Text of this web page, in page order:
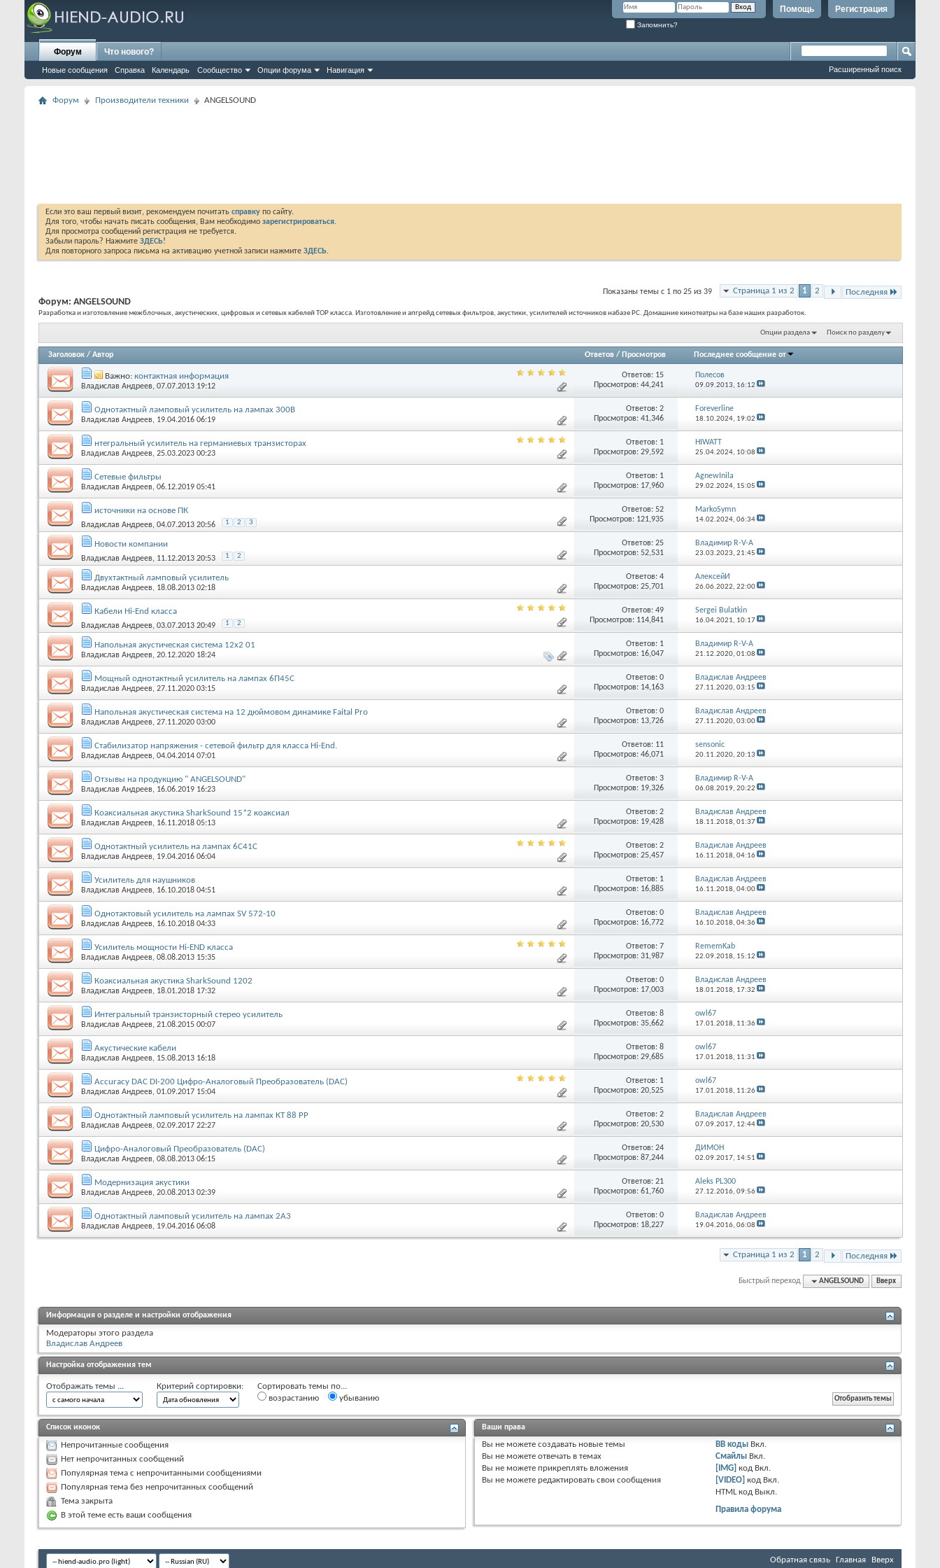
Регистрация
Помощь
Запомнить?
Форум
Новые сообщения Справка Календарь Сообщество Опции форума Навигация
Что нового?
Расширенный поиск
Форум Производители техники ANGELSOUND
Если это ваш первый визит, рекомендуем почитать справку по сайту.
Для того, чтобы начать писать сообщения, Вам необходимо зарегистрироваться.
Для просмотра сообщений регистрация не требуется.
Забыли пароль? Нажмите ЗДЕСЬ!
Для повторного запроса письма на активацию учетной записи нажмите ЗДЕСЬ.
Страница 1 из 2 1 2 Последняя
Показаны темы с 1 по 25 из 39
Форум: ANGELSOUND
Разработка и изготовление межблочных, акустических, цифровых и сетевых кабелей ТОР класса. Изготовление и апгрейд сетевых фильтров, акустики, усилителей источников набазе РС. Домашние кинотеатры на базе наших разработок.
Опции раздела Поиск по разделу
Заголовок / Автор Ответов / Просмотров Последнее сообщение от
Важно: контактная информация
Владислав Андреев, 07.07.2013 19:12
Ответов: 15
Просмотров: 44,241
Полесов
09.09.2013, 16:12
Однотактный ламповый усилитель на лампах 300В
Владислав Андреев, 19.04.2016 06:19
Ответов:2
Просмотров: 41,346
Foreverline
18.10.2024, 19:02
нтегральный усилитель на германиевых транзисторах
Владислав Андреев, 25.03.2023 00:23
Ответов: 1
Просмотров: 29,592
HIWATT
25.04.2024, 10:08
Сетевые фильтры
Владислав Андреев, 06.12.2019 05:41
Ответов: 1
Просмотров: 17,960
AgnewInila
29.02.2024, 15:05
источники на основе ПК
Владислав Андреев, 04.07.2013 20:56 1 2 3
Ответов:52
Просмотров: 121,935
MarkoSymn
14.02.2024, 06:34
Новости компании
Владислав Андреев, 11.12.2013 20:53 1 2
Ответов:25
Просмотров: 52,531
Владимир R-V-A
23.03.2023, 21:45
Двухтактный ламповый усилитель
Владислав Андреев, 18.08.2013 02:18
Ответов:4
Просмотров: 25,701
АлексейИ
26.06.2022, 22:00
Кабели Hi-End класса
Владислав Андреев, 03.07.2013 20:49 1 2
Ответов:49
Просмотров: 114,841
Sergei Bulatkin
16.04.2021, 10:17
Напольная акустическая система 12х2 01
Владислав Андреев, 20.12.2020 18:24
Ответов: 1
Просмотров: 16,047
Владимир R-V-A
21.12.2020, 01:08
Мощный однотактный усилитель на лампах 6П45С
Владислав Андреев, 27.11.2020 03:15
Ответов:0
Просмотров: 14,163
Владислав Андреев
27.11.2020, 03:15
Напольная акустическая система на 12 дюймовом динамике Faital Pro
Владислав Андреев, 27.11.2020 03:00
Ответов:0
Просмотров: 13,726
Владислав Андреев
27.11.2020, 03:00
Стабилизатор напряжения - сетевой фильтр для класса Hi-End.
Владислав Андреев, 04.04.2014 07:01
Ответов: 11
Просмотров: 46,071
sensonic
20.11.2020, 20:13
Отзывы на продукцию " ANGELSOUND"
Владислав Андреев, 16.06.2019 16:23
Ответов:3
Просмотров: 19,326
Владимир R-V-A
06.08.2019, 20:22
Коаксиальная акустика SharkSound 15*2 коаксиал
Владислав Андреев, 16.11.2018 05:13
Ответов:2
Просмотров: 19,428
Владислав Андреев
18.11.2018, 01:37
Однотактный усилитель на лампах 6С41С
Владислав Андреев, 19.04.2016 06:04
Ответов:2
Просмотров: 25,457
Владислав Андреев
16.11.2018, 04:16
Усилитель для наушников
Владислав Андреев, 16.10.2018 04:51
Ответов: 1
Просмотров: 16,885
Владислав Андреев
16.11.2018, 04:00
Однотактовый усилитель на лампах SV 572-10
Владислав Андреев, 16.10.2018 04:33
Ответов:0
Просмотров: 16,772
Владислав Андреев
16.10.2018, 04:36
Усилитель мощности Hi-END класса
Владислав Андреев, 08.08.2013 15:35
Ответов:7
Просмотров: 31,987
RememKab
22.09.2018, 15:12
Коаксиальная акустика SharkSound 1202
Владислав Андреев, 18.01.2018 17:32
Ответов:0
Просмотров: 17,003
Владислав Андреев
18.01.2018, 17:32
Интегральный транзисторный стерео усилитель
Владислав Андреев, 21.08.2015 00:07
Ответов:8
Просмотров: 35,662
owl67
17.01.2018, 11:36
Акустические кабели
Владислав Андреев, 15.08.2013 16:18
Ответов:8
Просмотров: 29,685
owl67
17.01.2018, 11:31
Accuracy DAC DI-200 Цифро-Аналоговый Преобразователь (DAC)
Владислав Андреев, 01.09.2017 15:04
Ответов: 1
Просмотров: 20,525
owl67
17.01.2018, 11:26
Однотактный ламповый усилитель на лампах КТ 88 РР
Владислав Андреев, 02.09.2017 22:27
Ответов:2
Просмотров: 20,530
Владислав Андреев
07.09.2017, 12:44
Цифро-Аналоговый Преобразователь (DAC)
Владислав Андреев, 08.08.2013 06:15
Ответов:24
Просмотров: 87,244
ДИМОН
02.09.2017, 14:51
Модернизация акустики
Владислав Андреев, 20.08.2013 02:39
Ответов:21
Просмотров: 61,760
Aleks PL300
27.12.2016, 09:56
Однотактный ламповый усилитель на лампах 2А3
Владислав Андреев, 19.04.2016 06:08
Ответов:0
Просмотров: 18,227
Владислав Андреев
19.04.2016, 06:08
Страница 1 из 2 1 2 Последняя
Быстрый переход ANGELSOUND Вверх
Информация о разделе и настройки отображения
Модераторы этого раздела
Владислав Андреев
Настройка отображения тем
Отображать темы ... Критерий сортировки:
Сортировать темы по...
возрастанию
убыванию
Список иконок
Непрочитанные сообщения
Нет непрочитанных сообщений
Популярная тема с непрочитанными сообщениями
Популярная тема без непрочитанных сообщений
Тема закрыта
В этой теме есть ваши сообщения
Ваши права
Вы не можете создавать новые темы
Вы не можете отвечать в темах
Вы не можете прикреплять вложения
Вы не можете редактировать свои сообщения
BB коды Вкл.
Смайлы Вкл.
[IMG] код Вкл.
[VIDEO] код Вкл.
HTML код Выкл.
Правила форума
Обратная связь Главная Вверх